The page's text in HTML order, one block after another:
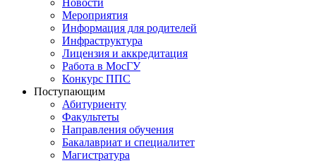
Новости
Мероприятия
Информация для родителей
Инфраструктура
Лицензия и аккредитация
Работа в МосГУ
Конкурс ППС
Поступающим
Абитуриенту
Факультеты
Направления обучения
Бакалавриат и специалитет
Магистратура